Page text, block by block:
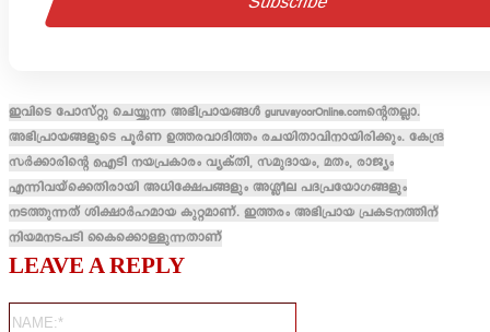
ഇവിടെ പോസ്റ്റു ചെയ്യുന്ന അഭിപ്രായങ്ങൾ guruvayoorOnline.comന്റെതല്ലാ.
അഭിപ്രായങ്ങളുടെ പൂർണ ഉത്തരവാദിത്തം രചയിതാവിനായിരിക്കും. കേന്ദ്ര
സർക്കാരിന്റെ ഐടി നയപ്രകാരം വ്യക്തി, സമുദായം, മതം, രാജ്യം
എന്നിവയ്ക്കെതിരായി അധിക്ഷേപങ്ങളും അശ്ലീല പദപ്രയോഗങ്ങളും
നടത്തുന്നത് ശിക്ഷാർഹമായ കുറ്റമാണ്. ഇത്തരം അഭിപ്രായ പ്രകടനത്തിന്
നിയമനടപടി കൈക്കൊള്ളുന്നതാണ്
LEAVE A REPLY